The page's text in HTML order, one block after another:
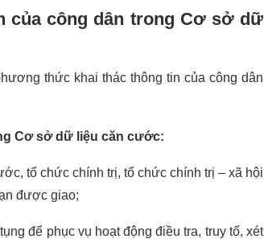
công dân trong Cơ sở dữ
thức khai thác thông tin của công dân
Cơ sở dữ liệu căn cước:
tổ chức chính trị, tổ chức chính trị – xã hội
được giao;
để phục vụ hoạt động điều tra, truy tố, xét